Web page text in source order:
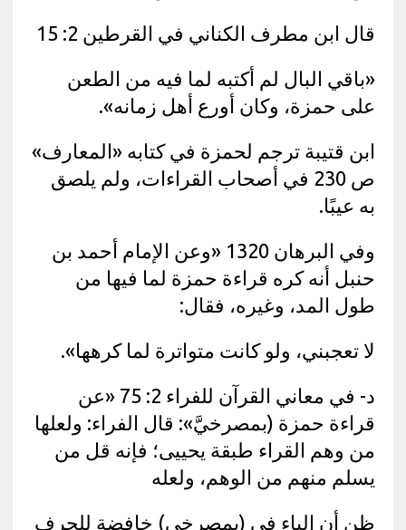
قال ابن مطرف الكناني في القرطين 2: 15
«باقي البال لم أكتبه لما فيه من الطعن
على حمزة، وكان أورع أهل زمانه».
ابن قتيبة ترجم لحمزة في كتابه «المعارف»
ص 230 في أصحاب القراءات، ولم يلصق
به عيبًا.
وفي البرهان 1320 «وعن الإمام أحمد بن
حنبل أنه كره قراءة حمزة لما فيها من
طول المد، وغيره، فقال:
لا تعجبني، ولو كانت متواترة لما كرهها».
د- في معاني القرآن للفراء 2: 75 «عن
قراءة حمزة (بمصرخيَّ»: قال الفراء: ولعلها
من وهم القراء طبقة يحييى؛ فإنه قل من
يسلم منهم من الوهم، ولعله
ظن أن الباء في (بمصرخي) خافضة للحرف